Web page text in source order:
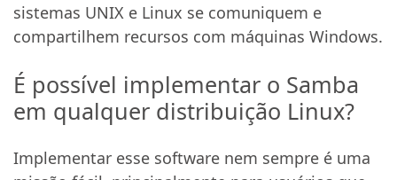
sistemas UNIX e Linux se comuniquem e
compartilhem recursos com máquinas Windows.
É possível implementar o Samba
em qualquer distribuição Linux?
Implementar esse software nem sempre é uma